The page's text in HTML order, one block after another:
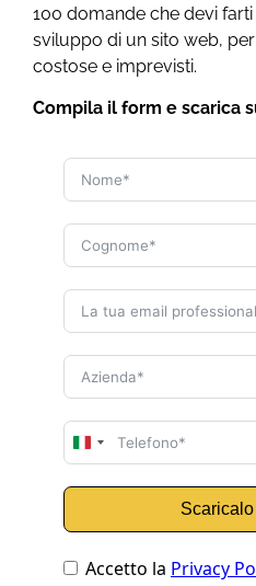
100 domande che devi
sviluppo di un sito web,
costose e imprevisti.
Compila il form e scarica